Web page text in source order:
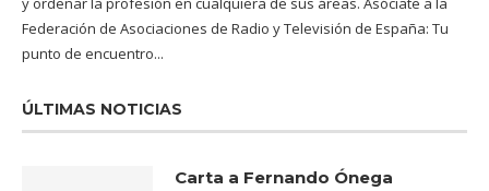
Federación de Asociaciones de Radio y Televisión de España: Tu
punto de encuentro...
ÚLTIMAS NOTICIAS
Carta a Fernando Ónega